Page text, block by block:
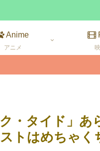
Anime
アニメ
・タイド」
トはめちゃく